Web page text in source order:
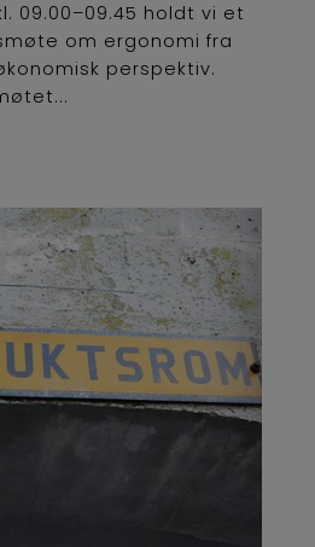
09.00–09.45 holdt vi et
om ergonomi fra
perspektiv.